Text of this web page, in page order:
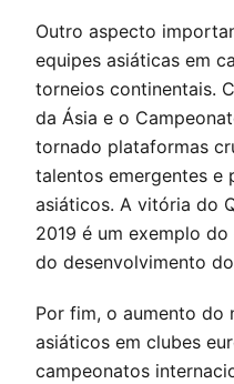
Outro aspecto
equipes asiáticas em
torneios continentais.
da Ásia e o
tornado plataformas
talentos emergentes e
asiáticos. A vitória do
2019 é um exemplo
do desenvolvimento
Por fim, o aumento do
asiáticos em clubes
campeonatos